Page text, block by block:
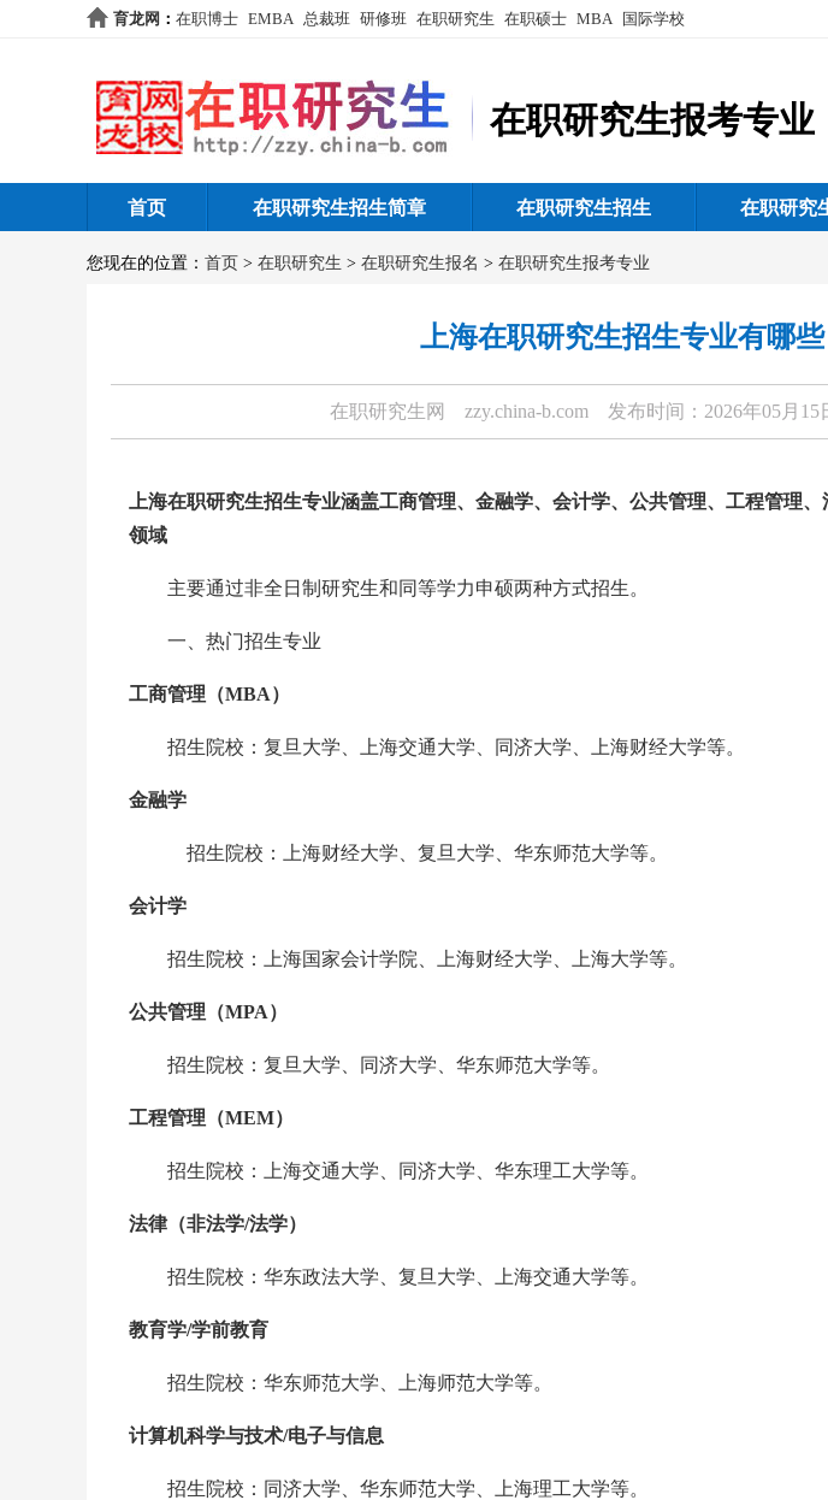
育龙网 ： 在职博士 EMBA 总裁班 研修班 在职研究生 在职硕士 MBA 国际学校
在职研究生报考专业
首页 在职研究生招生简章 在职研究生招生 在职研究
您现在的位置： 首页 > 在职研究生 > 在职研究生报名 > 在职研究生报考专业
上海在职研究生招生专业有哪些
在职研究生网 zzy.china-b.com 发布时间：2026年05月
上海在职研究生招生专业涵盖工商管理、金融学、会计学、公共管理、工程管理
领域
‌‌主要通过非全日制研究生和同等学力申硕两种方式招生。
一、热门招生专业
工商管理（MBA）
招生院校：复旦大学、上海交通大学、同济大学、上海财经大学等。
金融学
‌‌ 招生院校：上海财经大学、复旦大学、华东师范大学等。
会计学
招生院校：上海国家会计学院、上海财经大学、上海大学等。
公共管理（MPA）
招生院校：复旦大学、同济大学、华东师范大学等。
工程管理（MEM）
‌‌招生院校：上海交通大学、同济大学、华东理工大学等。
法律（非法学/法学）
‌‌招生院校：华东政法大学、复旦大学、上海交通大学等。
教育学/学前教育
招生院校：华东师范大学、上海师范大学等。
计算机科学与技术/电子与信息
招生院校：同济大学、华东师范大学、上海理工大学等。